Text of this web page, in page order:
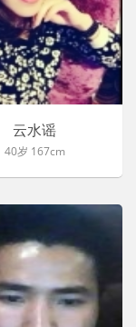
云水谣
40岁 167cm